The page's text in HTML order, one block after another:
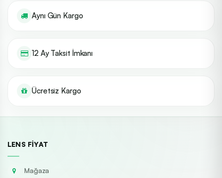
Aynı Gün Kargo
12 Ay Taksit İmkanı
Ücretsiz Kargo
LENS FIYAT
Mağaza